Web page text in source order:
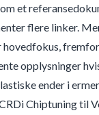
et
flere linker.
opplysninger
ender i
Chiptuning til